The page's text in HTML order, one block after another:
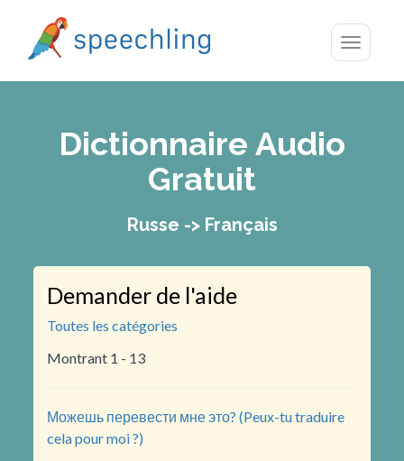
Toggle
Dictionnaire Audio
Gratuit
Russe -> Français
Demander de l'aide
Toutes les catégories
Montrant 1 - 13
Можешь перевести мне это? (Peux-tu traduire
cela pour moi ?)